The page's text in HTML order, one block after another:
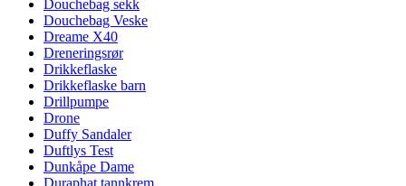
Douchebag sekk
Douchebag Veske
Dreame X40
Dreneringsrør
Drikkeflaske
Drikkeflaske barn
Drillpumpe
Drone
Duffy Sandaler
Duftlys Test
Dunkåpe Dame
Duraphat tannkrem